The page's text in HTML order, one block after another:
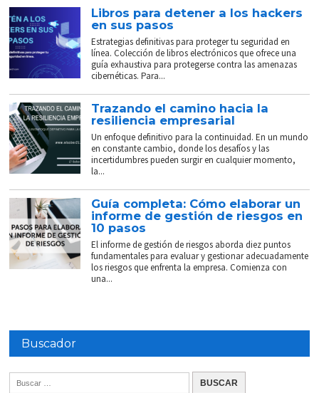
Libros para detener a los hackers
en sus pasos
Estrategias definitivas para proteger tu seguridad en
línea. Colección de libros electrónicos que ofrece una
guía exhaustiva para protegerse contra las amenazas
cibernéticas. Para...
Trazando el camino hacia la
resiliencia empresarial
Un enfoque definitivo para la continuidad. En un mundo
en constante cambio, donde los desafíos y las
incertidumbres pueden surgir en cualquier momento,
la...
Guía completa: Cómo elaborar un
informe de gestión de riesgos en
10 pasos
El informe de gestión de riesgos aborda diez puntos
fundamentales para evaluar y gestionar adecuadamente
los riesgos que enfrenta la empresa. Comienza con
una...
Buscador